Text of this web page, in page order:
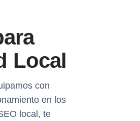
Local
con
en los
local, te